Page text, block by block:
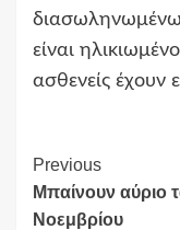
είναι
ασθενείς έχουν
Continue
Reading
Previous
Μπαίνουν αύριο
Νοεμβρίου